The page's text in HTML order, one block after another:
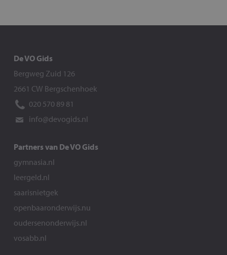
De VO Gids
Bergweg Zuid 126
2661 CW Bergschenhoek
020 570 89 81
info@devogids.nl
Partners van De VO Gids
gymnasia.nl
leergeld.nl
saarisnietgek
openbaaronderwijs.nu
oudersenonderwijs.nl
vosabb.nl